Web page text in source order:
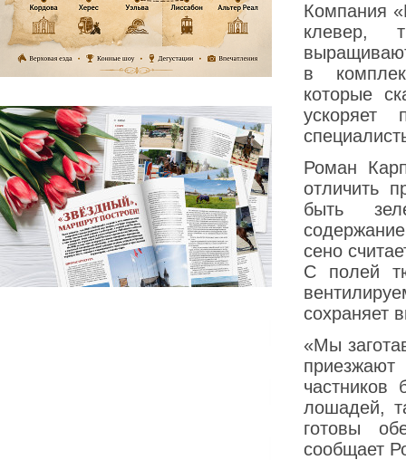
Компания
клевер,
в
которые
ускоряет
Роман
отличить
быть
сено
С полей
сохраняет
«Мы
частников
лошадей,
готовы
сообщает